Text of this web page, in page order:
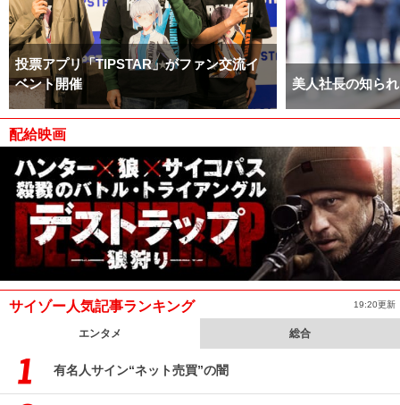
投票アプリ「TIPSTAR」がファン交流イ
ベント開催
美人社長の知ら
配給映画
サイゾー人気記事ランキング 19:20更新
エンタメ 総合
有名人サイン“ネット売買”の闇